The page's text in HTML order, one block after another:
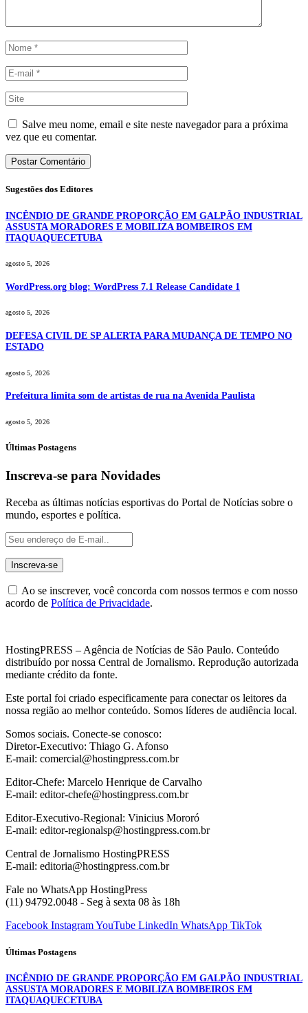
Salve meu nome, email e site neste navegador para a próxima
vez que eu comentar.
Sugestões dos Editores
INCÊNDIO DE GRANDE PROPORÇÃO EM GALPÃO INDUSTRIAL
ASSUSTA MORADORES E MOBILIZA BOMBEIROS EM
ITAQUAQUECETUBA
agosto 5, 2026
WordPress.org blog: WordPress 7.1 Release Candidate 1
agosto 5, 2026
DEFESA CIVIL DE SP ALERTA PARA MUDANÇA DE TEMPO NO
ESTADO
agosto 5, 2026
Prefeitura limita som de artistas de rua na Avenida Paulista
agosto 5, 2026
Últimas Postagens
Inscreva-se para Novidades
Receba as últimas notícias esportivas do Portal de Notícias sobre o
mundo, esportes e política.
Ao se inscrever, você concorda com nossos termos e com nosso
acordo de Política de Privacidade.
HostingPRESS – Agência de Notícias de São Paulo. Conteúdo
distribuído por nossa Central de Jornalismo. Reprodução autorizada
mediante crédito da fonte.
Este portal foi criado especificamente para conectar os leitores da
nossa região ao melhor conteúdo. Somos líderes de audiência local.
Somos sociais. Conecte-se conosco:
Diretor-Executivo: Thiago G. Afonso
E-mail: comercial@hostingpress.com.br
Editor-Chefe: Marcelo Henrique de Carvalho
E-mail: editor-chefe@hostingpress.com.br
Editor-Executivo-Regional: Vinicius Mororó
E-mail: editor-regionalsp@hostingpress.com.br
Central de Jornalismo HostingPRESS
E-mail: editoria@hostingpress.com.br
Fale no WhatsApp HostingPress
(11) 94792.0048 - Seg à sexta 08 às 18h
Facebook InstagramYouTube LinkedIn WhatsApp TikTok
Últimas Postagens
INCÊNDIO DE GRANDE PROPORÇÃO EM GALPÃO INDUSTRIAL
ASSUSTA MORADORES E MOBILIZA BOMBEIROS EM
ITAQUAQUECETUBA